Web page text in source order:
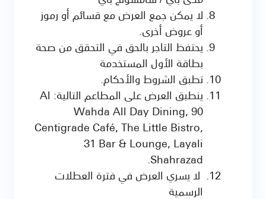
لا يمكن جمع العرض مع قسائم أو رموز
أو عروض أخرى.
يحتفظ التاجر بالحق في التحقق من صحة
بطاقة الأول المستخدمة
تطبق الشروط والأحكام.
ينطبق العرض على المطاعم التالية: Al
Wahda All Day Dining, 90
Centigrade Café, The Little Bistro,
31 Bar & Lounge, Layali
Shahrazad.
لا يسري العرض في فترة العطلات
الرسمية